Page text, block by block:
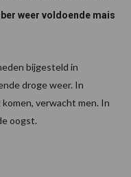
weer voldoende mais
bijgesteld in
droge weer. In
verwacht men. In
oogst.